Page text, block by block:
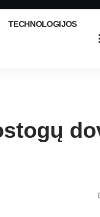
TECHNOLOGIJOS